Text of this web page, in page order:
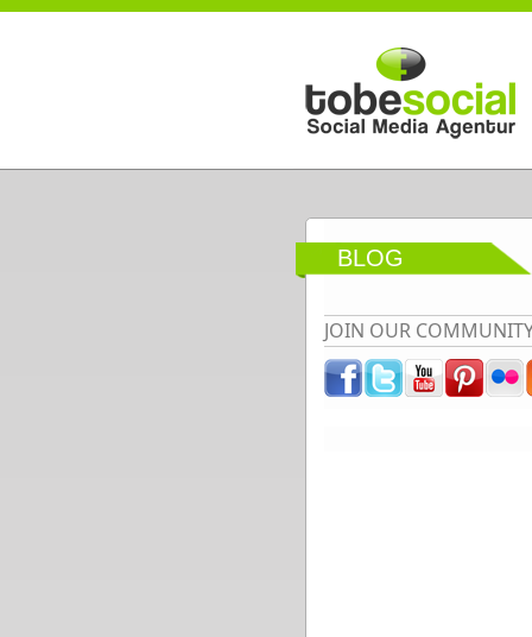
Direkt zum Inhalt
BLOG
JOIN OUR